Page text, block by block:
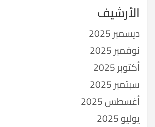
الأرشيف
ديسمبر 2025
نوفمبر 2025
أكتوبر 2025
سبتمبر 2025
أغسطس 2025
يوليو 2025